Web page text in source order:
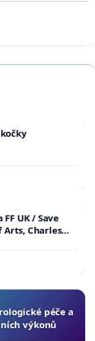
UK / Save
Charles
péče a
výkonů